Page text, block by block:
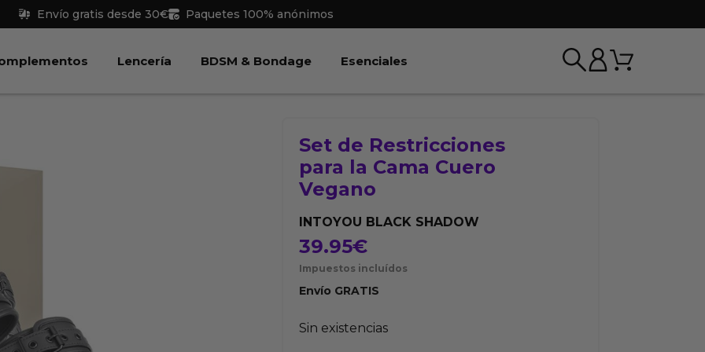
Envío gratis desde 30€ Paquetes 100% anónimos
Juguetes Abrir Complementos
Lencería Abrir Lencería
BDSM & Bondage Abrir BDSM & Bondage
Esenciales Carrito
Set de Restricciones
para la Cama Cuero
Vegano
INTOYOU BLACK SHADOW
39.95€
Impuestos incluídos
Envío GRATIS
Sin existencias